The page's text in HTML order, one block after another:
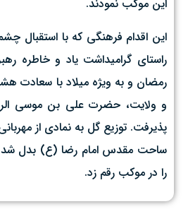
این موکب نمودند.
این اقدام فرهنگی که با استقبال
راستای گرامیداشت یاد و خاطره
رمضان و به ویژه میلاد با سعادت
و ولایت، حضرت علی بن موسی
پذیرفت. توزیع گل به نمادی از
ساحت مقدس امام رضا (ع) بدل شد
را در موکب رقم زد.